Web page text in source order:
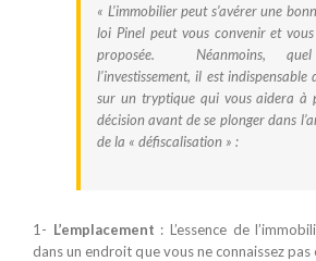
« L’immobilier peut s’avérer une
loi Pinel peut vous convenir et
proposée. Néanmoins,
l’investissement, il est indispensable
sur un tryptique qui vous aidera à
décision avant de se plonger dans
de la « défiscalisation » :
1- L’emplacement : L’essence de
dans un endroit que vous ne connaissez